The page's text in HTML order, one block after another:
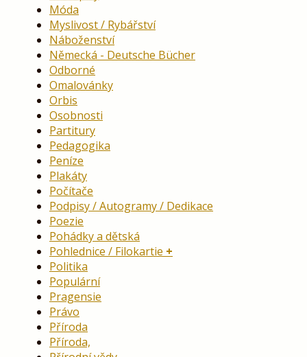
Móda
Myslivost / Rybářství
Náboženství
Německá - Deutsche Bücher
Odborné
Omalovánky
Orbis
Osobnosti
Partitury
Pedagogika
Peníze
Plakáty
Počítače
Podpisy / Autogramy / Dedikace
Poezie
Pohádky a dětská
Pohlednice / Filokartie
Politika
Populární
Pragensie
Právo
Příroda
Příroda,